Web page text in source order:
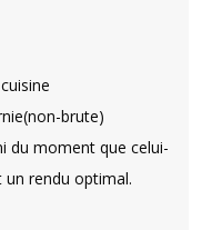
brute)
du moment que celui-
rendu optimal.